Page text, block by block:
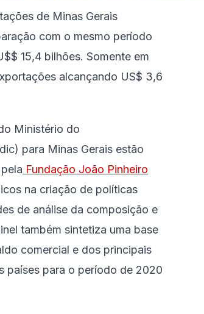
de Minas Gerais
com o mesmo período
15,4 bilhões. Somente em
alcançando US$ 3,6
Ministério do
para Minas Gerais estão
Fundação João Pinheiro
na criação de políticas
de análise da composição e
também sintetiza uma base
comercial e dos principais
países para o período de 2020